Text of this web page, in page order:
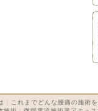
これまでどんな腰痛の施術